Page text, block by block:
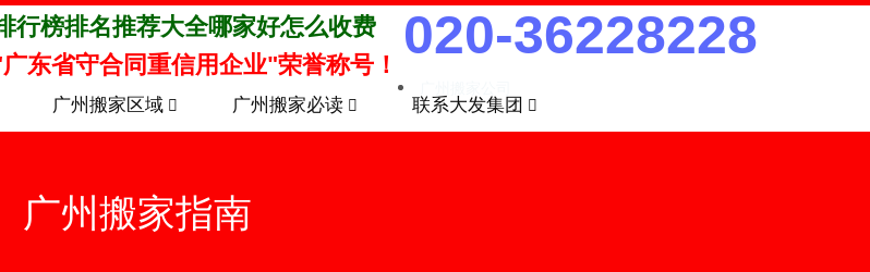
行榜排名推荐大全哪家好怎么收费
东省守合同重信用企业"荣誉称号！ 020-36228228
广州搬家区域 广州搬家必读 联系大发集团
广州搬家指南